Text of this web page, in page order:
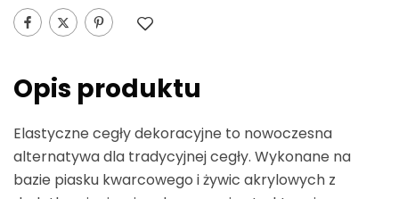
Opis produktu
Elastyczne cegły dekoracyjne to nowoczesna
alternatywa dla tradycyjnej cegły. Wykonane na
bazie piasku kwarcowego i żywic akrylowych z